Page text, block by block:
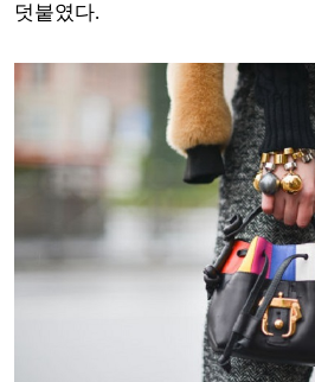
덧붙였다.